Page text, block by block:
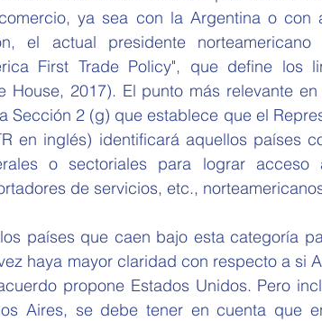
ya sea con la Argentina o con
el actual presidente norteamericano
First Trade Policy", que define los
House, 2017). El punto más relevante
Sección 2 (g) que establece que el
en inglés) identificará aquellos países
o sectoriales para lograr
de servicios, etc.,
haya mayor claridad con respecto a si
propone Estados Unidos. Pero
Aires, se debe tener en cuenta que